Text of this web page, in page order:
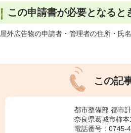
この申請書が必要となると
屋外広告物の申請者・管理者の住所・氏
この記
都市整備部 都市
奈良県葛城市柿
電話番号：0745-